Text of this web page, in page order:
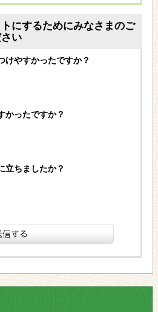
にするためにみなさまのご
い
けやすかったですか？
かったですか？
立ちましたか？